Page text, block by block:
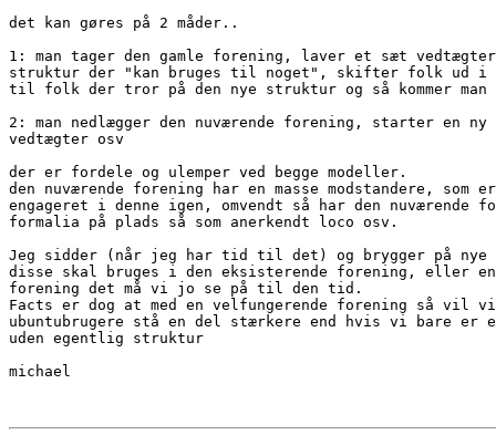
det kan gøres på 2 måder..
1: man tager den gamle forening, laver et sæt
struktur der "kan bruges til noget", skifter folk ud i
til folk der tror på den nye struktur og så kommer
2: man nedlægger den nuværende forening, starter en ny
vedtægter osv
der er fordele og ulemper ved begge modeller.
den nuværende forening har en masse modstandere, som
engageret i denne igen, omvendt så har den nuværende
formalia på plads så som anerkendt loco osv.
Jeg sidder (når jeg har tid til det) og brygger på nye
disse skal bruges i den eksisterende forening, eller
forening det må vi jo se på til den tid.
Facts er dog at med en velfungerende forening så vil vi
ubuntubrugere stå en del stærkere end hvis vi bare er
uden egentlig struktur
michael